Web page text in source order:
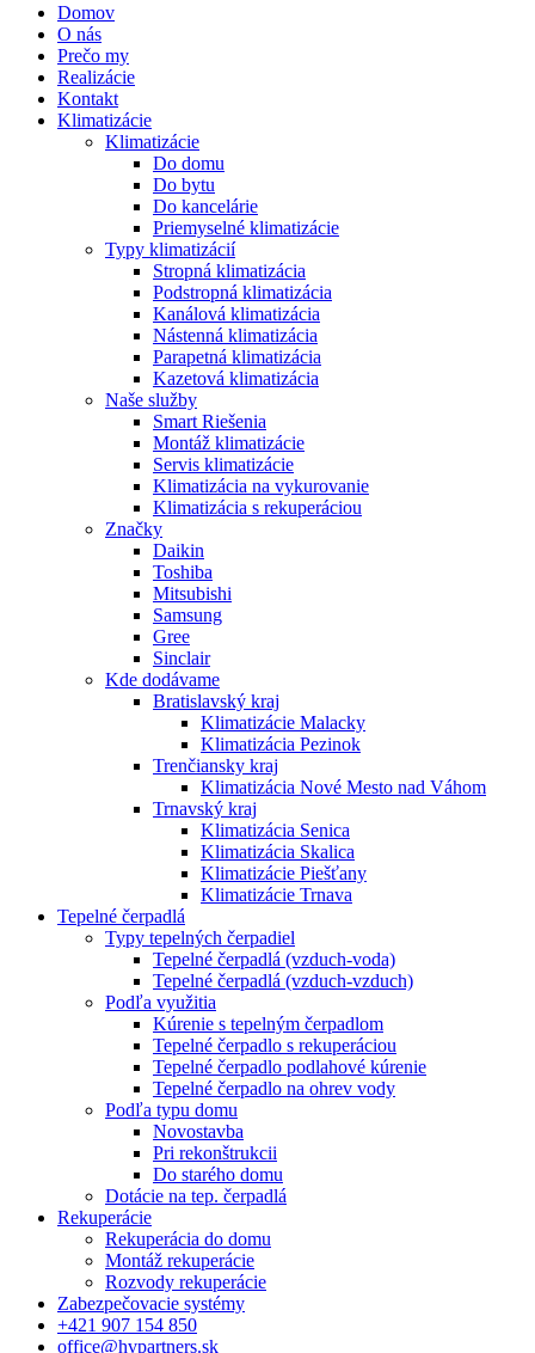
Domov
O nás
Prečo my
Realizácie
Kontakt
Klimatizácie
Klimatizácie
Do domu
Do bytu
Do kancelárie
Priemyselné klimatizácie
Typy klimatizácií
Stropná klimatizácia
Podstropná klimatizácia
Kanálová klimatizácia
Nástenná klimatizácia
Parapetná klimatizácia
Kazetová klimatizácia
Naše služby
Smart Riešenia
Montáž klimatizácie
Servis klimatizácie
Klimatizácia na vykurovanie
Klimatizácia s rekuperáciou
Značky
Daikin
Toshiba
Mitsubishi
Samsung
Gree
Sinclair
Kde dodávame
Bratislavský kraj
Klimatizácie Malacky
Klimatizácia Pezinok
Trenčiansky kraj
Klimatizácia Nové Mesto nad Váhom
Trnavský kraj
Klimatizácia Senica
Klimatizácia Skalica
Klimatizácie Piešťany
Klimatizácie Trnava
Tepelné čerpadlá
Typy tepelných čerpadiel
Tepelné čerpadlá (vzduch-voda)
Tepelné čerpadlá (vzduch-vzduch)
Podľa využitia
Kúrenie s tepelným čerpadlom
Tepelné čerpadlo s rekuperáciou
Tepelné čerpadlo podlahové kúrenie
Tepelné čerpadlo na ohrev vody
Podľa typu domu
Novostavba
Pri rekonštrukcii
Do starého domu
Dotácie na tep. čerpadlá
Rekuperácie
Rekuperácia do domu
Montáž rekuperácie
Rozvody rekuperácie
Zabezpečovacie systémy
+421 907 154 850
office@hvpartners.sk